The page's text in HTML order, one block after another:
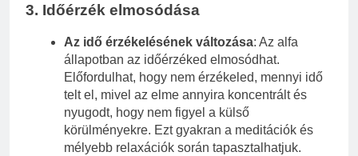
3. Időérzék elmosódása
Az idő érzékelésének változása: Az alfa
állapotban az időérzéked elmosódhat.
Előfordulhat, hogy nem érzékeled, mennyi idő
telt el, mivel az elme annyira koncentrált és
nyugodt, hogy nem figyel a külső
körülményekre. Ezt gyakran a meditációk és
mélyebb relaxációk során tapasztalhatjuk.